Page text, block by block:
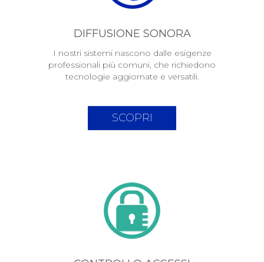
DIFFUSIONE SONORA
I nostri sistemi nascono dalle esigenze
professionali più comuni, che richiedono
tecnologie aggiornate e versatili.
SCOPRI